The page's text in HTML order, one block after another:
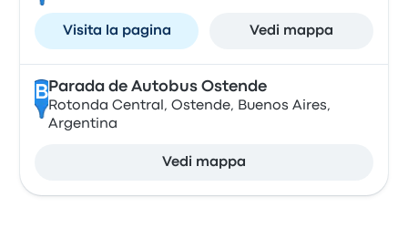
Visita la pagina Vedi mappa
BParada de Autobus Ostende
Rotonda Central, Ostende, Buenos Aires,
Argentina
Vedi mappa